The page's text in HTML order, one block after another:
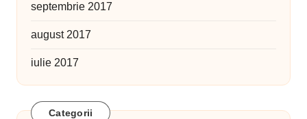
septembrie 2017
august 2017
iulie 2017
Categorii